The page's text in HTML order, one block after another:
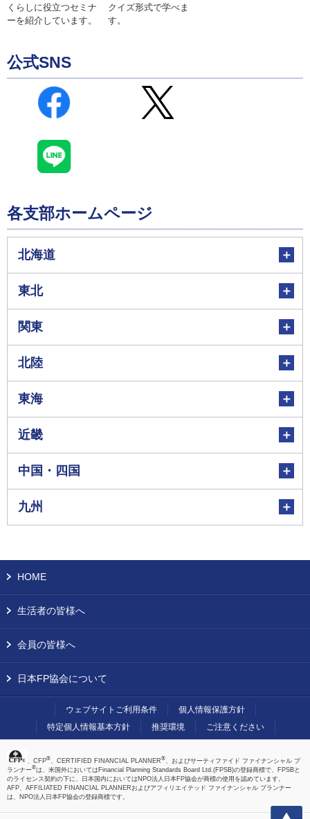
くらしに役立つセミナ
ーを紹介しています。
クイズ形式で学べま
す。
公式SNS
各支部ホームページ
北海道
東北
関東
北陸
東海
近畿
中国・四国
九州
上へ
HOME
生活者の皆様へ
会員の皆様へ
日本FP協会について
ウェブサイトご利用条件
個人情報保護方針
特定個人情報基本方針
推奨環境 ご注意ください
、CFP® 、CERTIFIED FINANCIAL PLANNER® 、およびサーティファイド ファイナンシャル プ
ランナー®は、米国外においてはFinancial Planning Standards Board Ltd.(FPSB)の登録商標で、FPSBと
のライセンス契約の下に、日本国内においてはNPO法人日本FP協会が商標の使用を認めています。
AFP、AFFILIATED FINANCIAL PLANNERおよびアフィリエイテッド ファイナンシャル プランナー
は、NPO法人日本FP協会の登録商標です。